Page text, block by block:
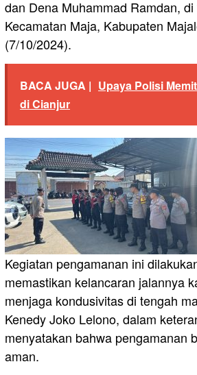
dan Dena Muhammad Ramdan,
Kecamatan Maja, Kabupaten
(7/10/2024).
BACA JUGA | Upaya Polisi
di Cianjur
Kegiatan pengamanan ini
memastikan kelancaran jalannya
menjaga kondusivitas di tengah
Kenedy Joko Lelono, dalam
menyatakan bahwa pengamanan
aman.